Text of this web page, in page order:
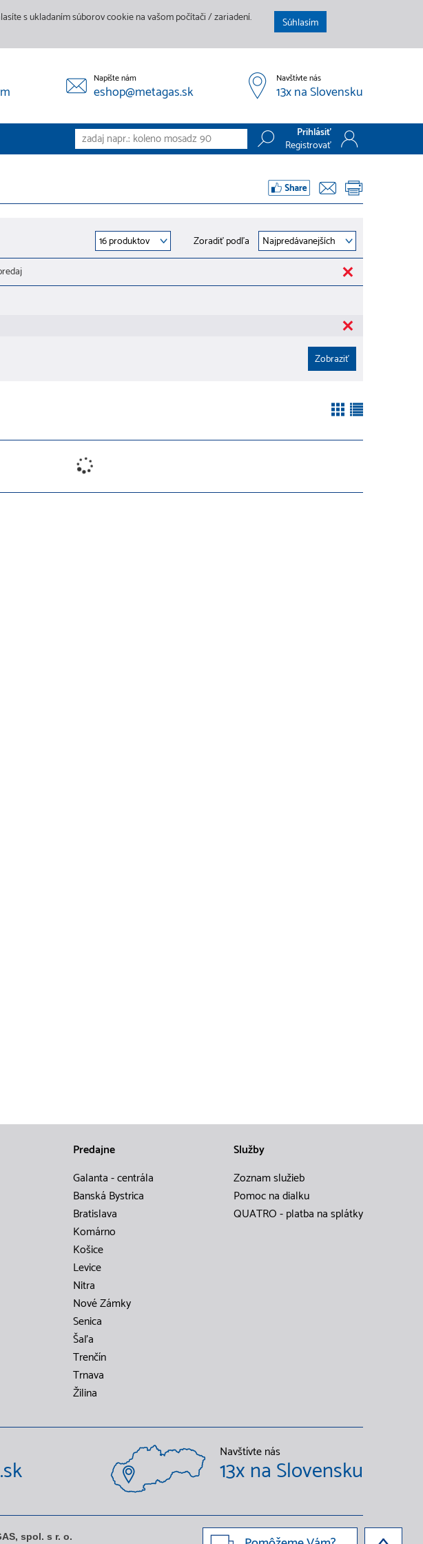
s ukladaním súborov cookie na vašom počítači / zariadení.
Súhlasím
Napíšte nám
eshop@metagas.sk
Navštívte nás
13x na Slovensku
Prihlásiť
Registrovať
Registrovať
Zoradiť podľa
Predajne
Galanta - centrála
Banská Bystrica
Bratislava
Komárno
Košice
Levice
Nitra
Nové Zámky
Senica
Šaľa
Trenčín
Trnava
Žilina
Služby
Zoznam služieb
Pomoc na dialku
QUATRO - platba na splátky
Navštívte nás
13x na Slovensku
spol. s r. o.